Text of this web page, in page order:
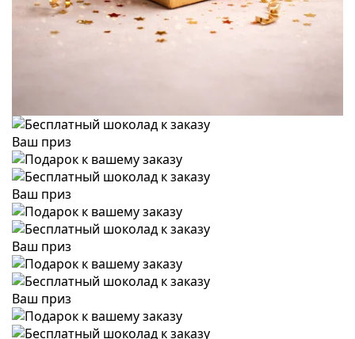
Ваш приз
Ваш приз
Ваш приз
Ваш приз